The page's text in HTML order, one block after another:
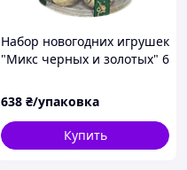
Набор новогодних игрушек
"Микс черных и золотых" 6
638 ₴/упаковка
Купить